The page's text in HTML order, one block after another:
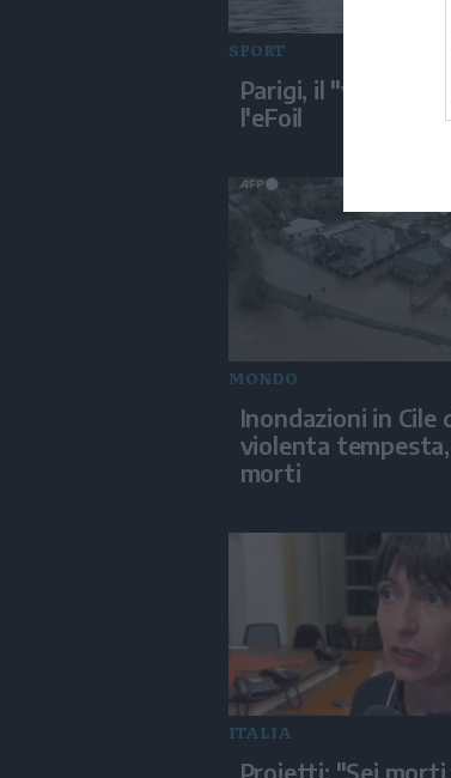
SPORT
Parigi, il "volo"
l'eFoil
MONDO
Inondazioni in Cile
violenta tempesta,
morti
ITALIA
Proietti: "Sei